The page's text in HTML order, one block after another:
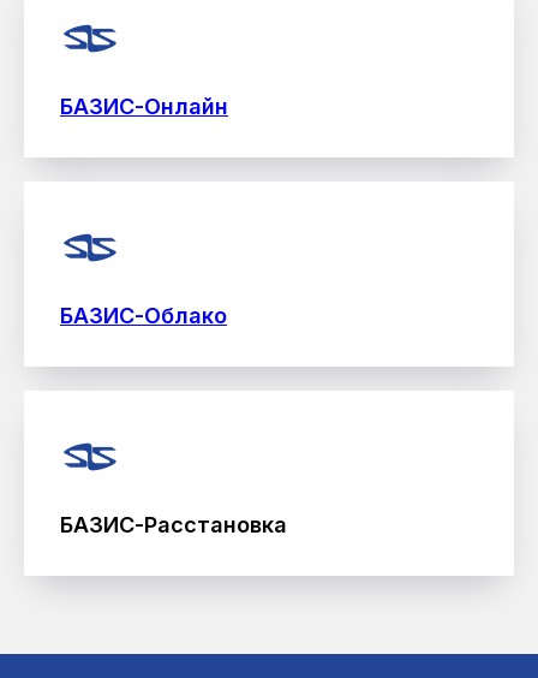
БАЗИС-Онлайн
БАЗИС-Облако
БАЗИС-Расстановка